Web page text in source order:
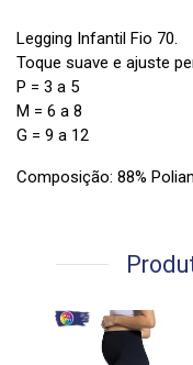
Legging Infantil Fio 70.
Toque suave e ajuste
P = 3 a 5
M = 6 a 8
G = 9 a 12
Composição: 88%